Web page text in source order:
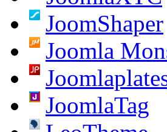
JoomShaper
Joomla
JoomlaTag